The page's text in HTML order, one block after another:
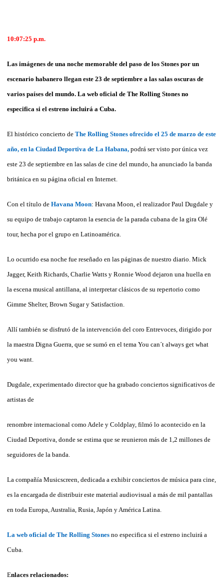
10:07:25 p.m.
Las imágenes de una noche memorable del paso de los Stones por un
escenario habanero llegan este 23 de septiembre a las salas oscuras de
varios países del mundo. La web oficial de The Rolling Stones no
especifica si el estreno incluirá a Cuba.
El histórico concierto de The Rolling Stones ofrecido el 25 de marzo de este
año, en la Ciudad Deportiva de La Habana, podrá ser visto por única vez
este 23 de septiembre en las salas de cine del mundo, ha anunciado la banda
británica en su página oficial en Internet.
Con el título de Havana Moon: Havana Moon , el realizador Paul Dugdale y
su equipo de trabajo captaron la esencia de la parada cubana de la gira Olé
tour, hecha por el grupo en Latinoamérica.
Lo ocurrido esa noche fue reseñado en las páginas de nuestro diario. Mick
Jagger, Keith Richards, Charlie Watts y Ronnie Wood dejaron una huella en
la escena musical antillana, al interpretar clásicos de su repertorio como
Gimme Shelter, Brown Sugar y Satisfaction.
Allí también se disfrutó de la intervención del coro Entrevoces, dirigido por
la maestra Digna Guerra, que se sumó en el tema You can´t always get what
you want.
Dugdale, experimentado director que ha grabado conciertos significativos de
artistas de
renombre internacional como Adele y Coldplay, filmó lo acontecido en la
Ciudad Deportiva, donde se estima que se reunieron más de 1,2 millones de
seguidores de la banda.
La compañía Musicscreen, dedicada a exhibir conciertos de música para cine,
es la encargada de distribuir este material audiovisual a más de mil pantallas
en toda Europa, Australia, Rusia, Japón y América Latina.
La web oficial de The Rolling Stones no especifica si el estreno incluirá a
Cuba.
Enlaces relacionados: